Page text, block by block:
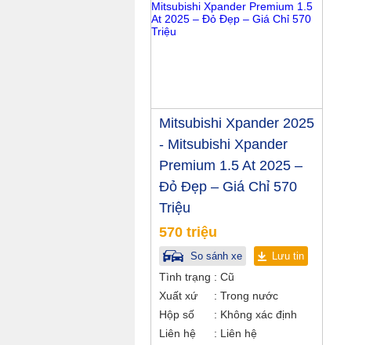
Mitsubishi Xpander 2025
- Mitsubishi Xpander
Premium 1.5 At 2025 –
Đỏ Đẹp – Giá Chỉ 570
Triệu
570 triệu
So sánh xe Lưu tin
Tình trạng
Cũ
Xuất xứ
Trong nước
Hộp số
Không xác định
Liên hệ
Liên hệ